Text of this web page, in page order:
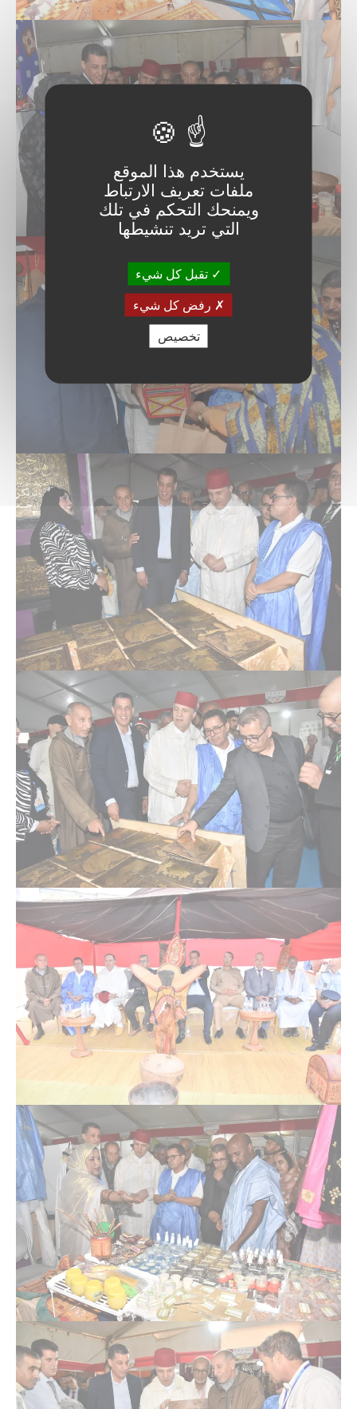
يستخدم هذا الموقع
ملفات تعريف الارتباط
ويمنحك التحكم في تلك
التي تريد تنشيطها
تقبل كل شيء
رفض كل شيء
تخصيص